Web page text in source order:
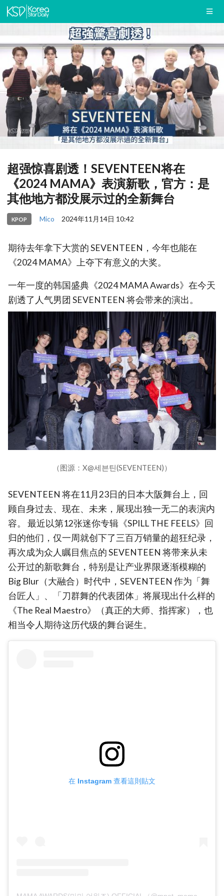
超强惊喜剧透！SEVENTEEN将在
《2024 MAMA》表演新歌，官方：是
其他地方都没展示过的全新舞台
KPOP Mico 2024年11月14日 10:42
期待去年拿下大赏的 SEVENTEEN，今年也能在
《2024 MAMA》上夺下有意义的大奖。
一年一度的韩国盛典《2024 MAMA Awards》在今天
剧透了人气男团 SEVENTEEN 将会带来的演出。
（图源：X@세븐틴(SEVENTEEN)）
SEVENTEEN 将在11月23日的日本大阪舞台上，回
顾自身过去、现在、未来，展现出独一无二的表演内
容。 最近以第12张迷你专辑《SPILL THE FEELS》回
归的他们，仅一周就创下了三百万销量的超狂纪录，
再次成为众人瞩目焦点的 SEVENTEEN 将带来从未
公开过的新歌舞台，特别是让产业界限逐渐模糊的
Big Blur（大融合）时代中，SEVENTEEN 作为「舞
台匠人」、「刀群舞的代表团体」将展现出什么样的
《The Real Maestro》（真正的大师、指挥家），也
相当令人期待这历代级的舞台诞生。
在 Instagram 查看這則貼文